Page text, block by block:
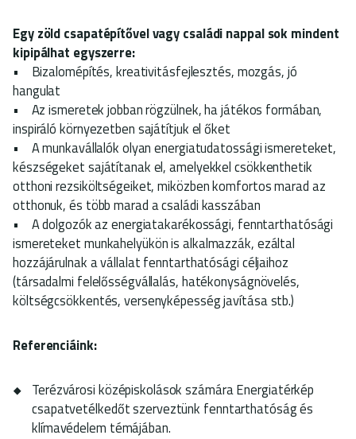
Egy zöld csapatépítővel vagy családi nappal sok mindent
kipipálhat egyszerre:
• Bizalomépítés, kreativitásfejlesztés, mozgás, jó
hangulat
• Az ismeretek jobban rögzülnek, ha játékos formában,
inspiráló környezetben sajátítjuk el őket
• A munkavállalók olyan energiatudatossági ismereteket,
készségeket sajátítanak el, amelyekkel csökkenthetik
otthoni rezsiköltségeiket, miközben komfortos marad az
otthonuk, és több marad a családi kasszában
• A dolgozók az energiatakarékossági, fenntarthatósági
ismereteket munkahelyükön is alkalmazzák, ezáltal
hozzájárulnak a vállalat fenntarthatósági céljaihoz
(társadalmi felelősségvállalás, hatékonyságnövelés,
költségcsökkentés, versenyképesség javítása stb.)
Referenciáink:
Terézvárosi középiskolások számára Energiatérkép
csapatvetélkedőt szerveztünk fenntarthatóság és
klímavédelem témájában.